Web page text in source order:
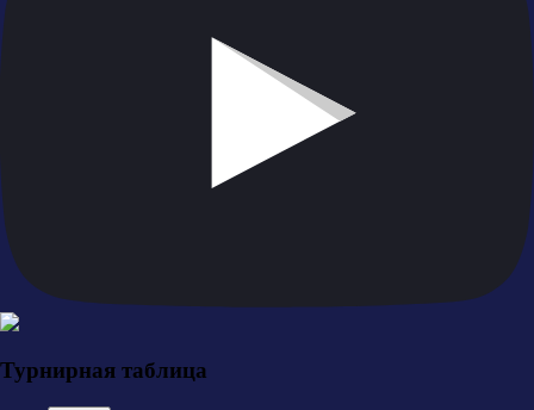
Турнирная таблица